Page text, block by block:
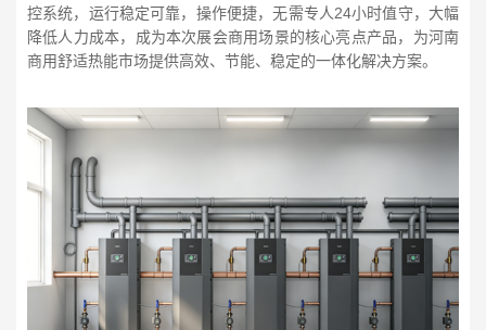
控系统，运行稳定可靠，操作便捷，无需专人24小时值守，大幅
降低人力成本，成为本次展会商用场景的核心亮点产品，为河南
商用舒适热能市场提供高效、节能、稳定的一体化解决方案。